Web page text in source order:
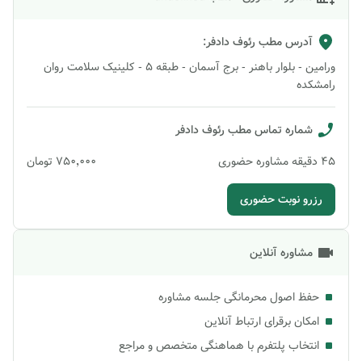
آدرس مطب رئوف دادفر:
ورامین - بلوار باهنر - برج آسمان - طبقه 5 - کلینیک سلامت روان
رامشکده
شماره تماس مطب رئوف دادفر
45 دقیقهمشاوره حضوری ۷۵۰٬۰۰۰ تومان
رزرو نوبت حضوری
مشاوره آنلاین
حفظ اصول محرمانگی جلسه مشاوره
امکان برقرای ارتباط آنلاین
انتخاب پلتفرم با هماهنگی متخصص و مراجع